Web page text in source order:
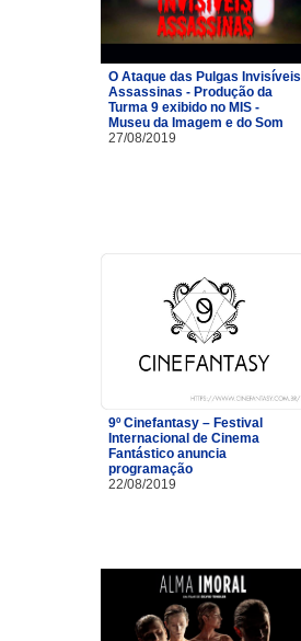
O Ataque das Pulgas Invisíveis
Assassinas - Produção da
Turma 9 exibido no MIS -
Museu da Imagem e do Som
27/08/2019
9º Cinefantasy – Festival
Internacional de Cinema
Fantástico anuncia
programação
22/08/2019